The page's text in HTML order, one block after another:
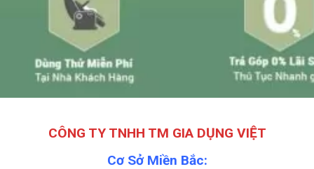
CÔNG TY TNHH TM GIA DỤNG VIỆT
Cơ Sở Miền Bắc: